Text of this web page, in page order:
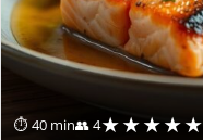
⏱ 40 min👥 4★★★★★